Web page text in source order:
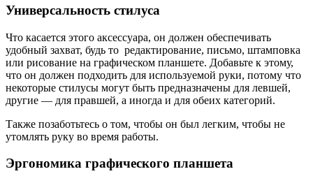
Универсальность стилуса
Что касается этого аксессуара, он должен обеспечивать
удобный захват, будь то редактирование, письмо, штамповка
или рисование на графическом планшете. Добавьте к этому,
что он должен подходить для используемой руки, потому что
некоторые стилусы могут быть предназначены для левшей,
другие — для правшей, а иногда и для обеих категорий.
Также позаботьтесь о том, чтобы он был легким, чтобы не
утомлять руку во время работы.
Эргономика графического планшета